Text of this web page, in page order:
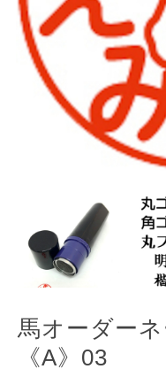
馬オーダー
《A》03